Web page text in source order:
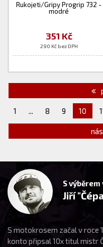
Rukojeti/Gripy Progrip 732 -
modré
351 Kč
290 Kč bez DPH
1 ... 8 9 10
S
Jiří
S motokrosem začal v roce
konto připsal 10x titul mistr